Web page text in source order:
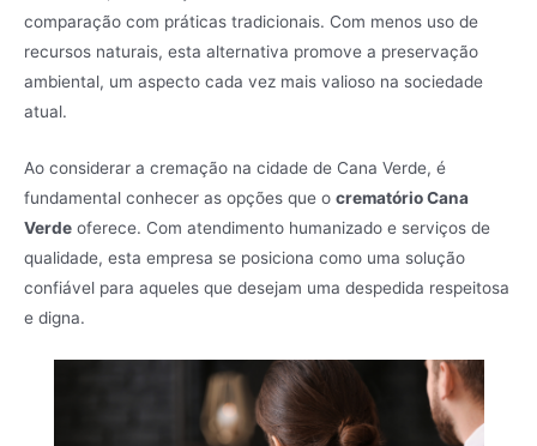
comparação com práticas tradicionais. Com menos uso de
recursos naturais, esta alternativa promove a preservação
ambiental, um aspecto cada vez mais valioso na sociedade
atual.
Ao considerar a cremação na cidade de Cana Verde, é
fundamental conhecer as opções que o crematório Cana
Verde oferece. Com atendimento humanizado e serviços de
qualidade, esta empresa se posiciona como uma solução
confiável para aqueles que desejam uma despedida respeitosa
e digna.